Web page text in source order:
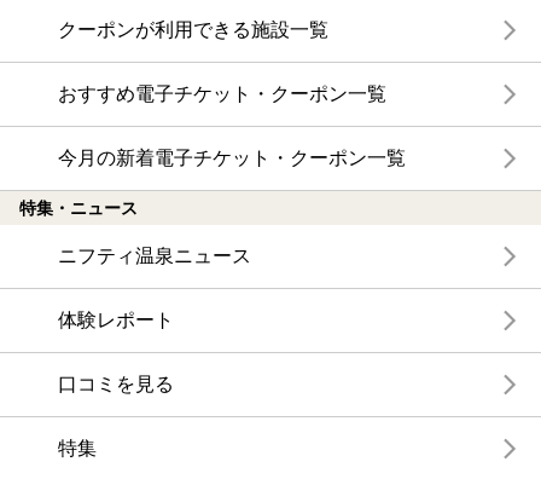
クーポンが利用できる施設一覧
おすすめ電子チケット・クーポン一覧
今月の新着電子チケット・クーポン一覧
特集・ニュース
ニフティ温泉ニュース
体験レポート
口コミを見る
特集